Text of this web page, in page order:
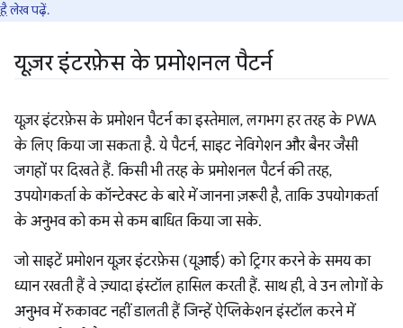
हैलेख पढ़ें.
यूज़र इंटरफ़ेस के प्रमोशनल पैटर्न
यूज़र इंटरफ़ेस के प्रमोशन पैटर्न का इस्तेमाल, लगभग हर तरह के PWA
के लिए किया जा सकता है. ये पैटर्न, साइट नेविगेशन और बैनर जैसी
जगहों पर दिखते हैं. किसी भी तरह के प्रमोशनल पैटर्न की तरह,
उपयोगकर्ता के कॉन्टेक्स्ट के बारे में जानना ज़रूरी है, ताकि उपयोगकर्ता
के अनुभव को कम से कम बाधित किया जा सके.
जो साइटें प्रमोशन यूज़र इंटरफ़ेस (यूआई) को ट्रिगर करने के समय का
ध्यान रखती हैं वे ज़्यादा इंस्टॉल हासिल करती हैं. साथ ही, वे उन लोगों के
अनुभव में रुकावट नहीं डालती हैं जिन्हें ऐप्लिकेशन इंस्टॉल करने में